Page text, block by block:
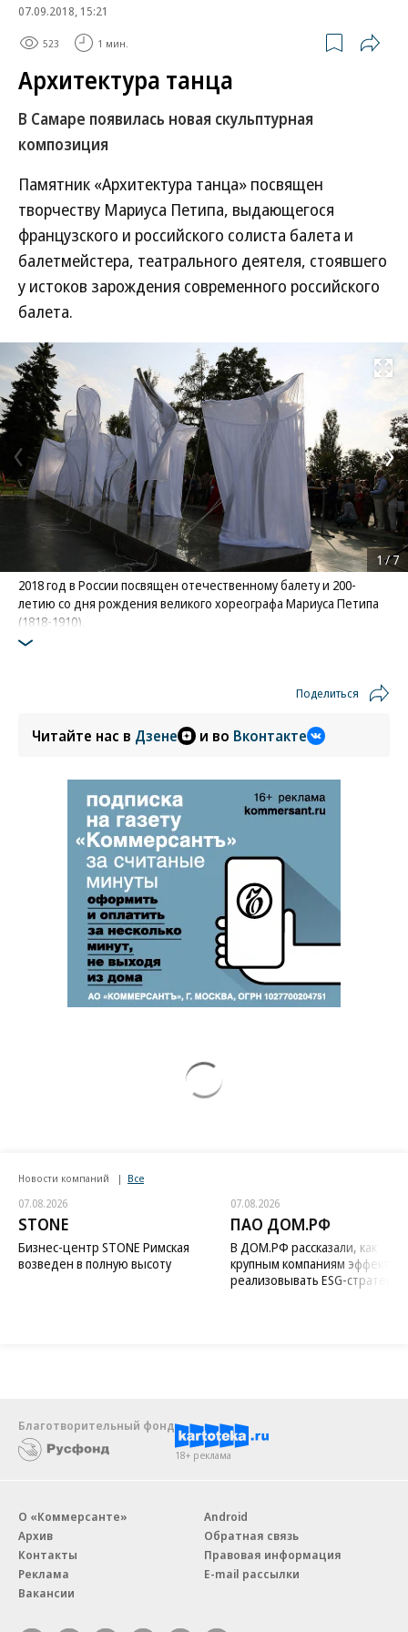
07.09.2018, 15:21
523 1 мин.
Архитектура танца
В Самаре появилась новая скульптурная
композиция
Памятник «Архитектура танца» посвящен
творчеству Мариуса Петипа, выдающегося
французского и российского солиста балета и
балетмейстера, театрального деятеля, стоявшего
у истоков зарождения современного российского
балета.
Развернуть
2018 год в России посвящен отечественному балету и 200-
летию со дня рождения великого хореографа Мариуса Петипа
(1818-1910).
Фото: Коммерсантъ / Юрий Стрелец
1/7
Поделиться
Читайте нас в Дзене и во Вконтакте
Новости компаний Все
07.08.2026
STONE
Бизнес-центр STONE Римская
возведен в полную высоту
07.08.2026
ПАО ДОМ.РФ
В ДОМ.РФ рассказали, как
крупным компаниям
реализовывать ESG-стратегию
Благотворительный фонд
18+ реклама
О «Коммерсанте»
Архив
Контакты
Реклама
Вакансии
Android
Обратная связь
Правовая информация
E-mail рассылки